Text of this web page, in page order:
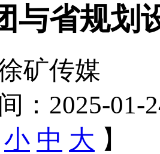
与省规划
矿传媒
：2025-01-
小 中 大 】